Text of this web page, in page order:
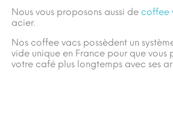
Nous vous proposons aussi de coffee
acier.
Nos coffee vacs possèdent un
vide unique en France pour que vous
votre café plus longtemps avec ses